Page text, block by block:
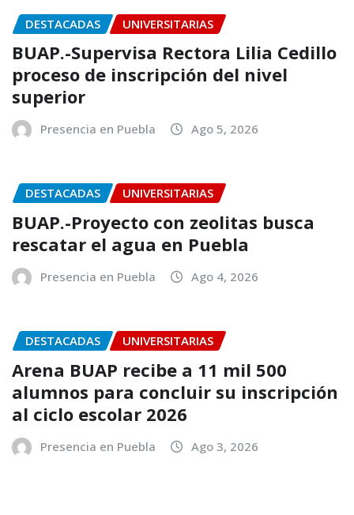
DESTACADAS UNIVERSITARIAS
BUAP.-Supervisa Rectora Lilia Cedillo
proceso de inscripción del nivel
superior
Presencia en Puebla Ago 5, 2026
DESTACADAS UNIVERSITARIAS
BUAP.-Proyecto con zeolitas busca
rescatar el agua en Puebla
Presencia en Puebla Ago 4, 2026
DESTACADAS UNIVERSITARIAS
Arena BUAP recibe a 11 mil 500
alumnos para concluir su inscripción
al ciclo escolar 2026
Presencia en Puebla Ago 3, 2026